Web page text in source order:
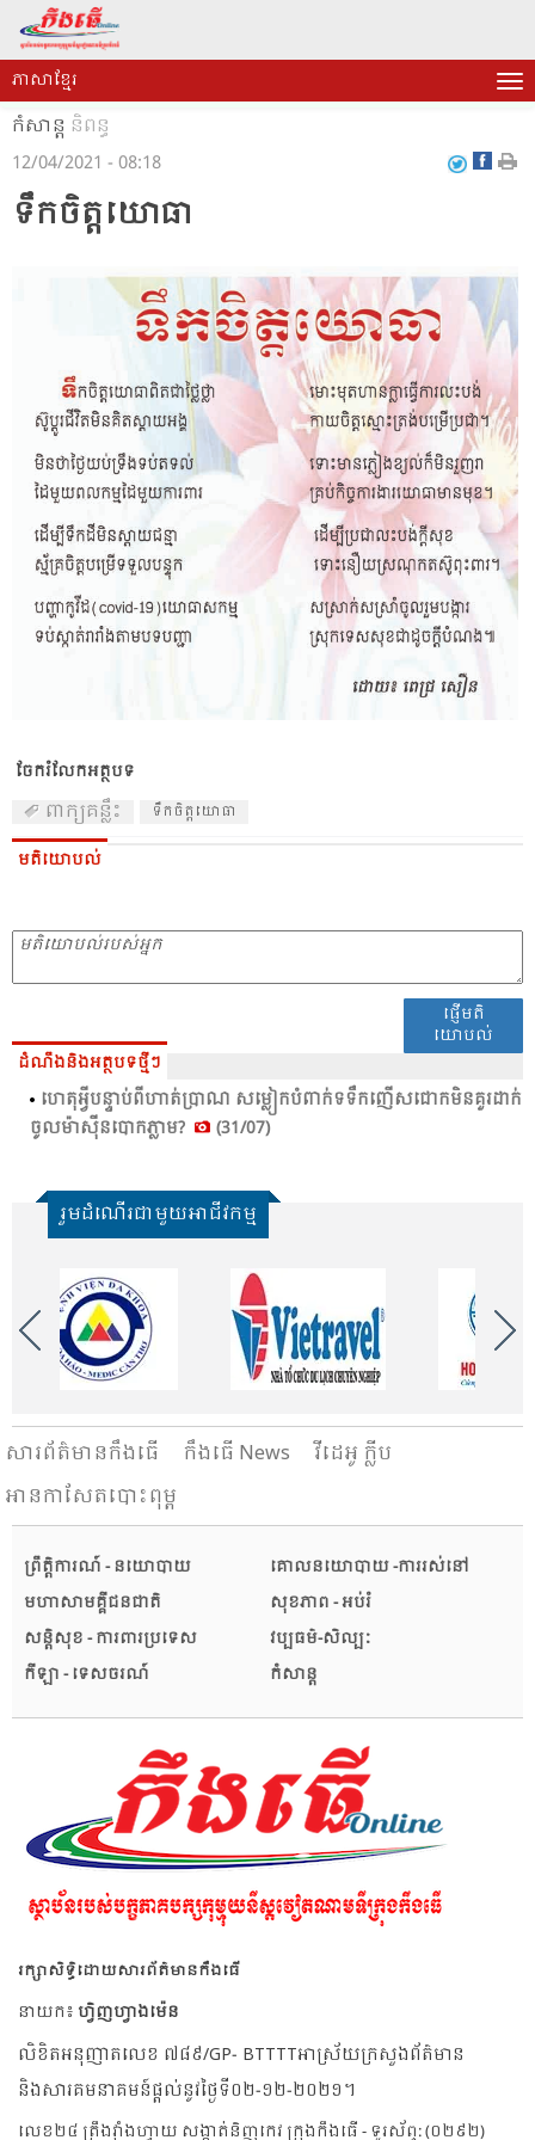
ភាសាខ្មែរ
កំសាន្ត និពន្ធ
12/04/2021 - 08:18
ទឹកចិត្តយោធា
ចែករំលែកអត្ថបទ
ពាក្យគន្លឹះ ទឹកចិត្តយោធា
មតិយោបល់
ផ្ញើមតិ
យោបល់
ដំណឹងនិងអត្ថបទថ្មីៗ
ហេ​តុ​អ្វី​បន្ទាប់​ពី​ហាត់​ប្រា​ណ​ សម្លៀកបំ​ពាក់​ទទឹក​ញើស​ជោក​មិន​គួរ​ដាក់​
ចូល​ម៉ាស៊ីន​បោក​ភ្លាម​?
(31/07)
រួមដំណើរជាមួយអាជីវកម្ម
សារ​ព័ត៌មានកឹងធើ កឹងធើ News
វីដេអូ ក្លីប
អានកាសែតបោះពុម្ព
ព្រឹត្តិការណ៍ - នយោបាយ
គោលនយោបាយ -ការរស់នៅ
មហាសាមគ្គីជនជាតិ
សុខភាព - អប់រំ
សន្តិសុខ - ការពារប្រទេស
វប្បធម៌-សិល្បៈ
កីឡា - ទេសចរណ៍
កំសាន្ត
រក្សាសិទ្ធិដោយសារព័ត៌មានកឹងធើ
នាយក៖ ហ្វិញហ្វាងម៉េន
លិខិតអនុញាតលេខ ៧៨៩/GP- BTTTTអាស្រ័យក្រសួងព័ត៌មាន
និងសារគមនាគមន៍ផ្តល់នូវថ្ងៃទី០២-១២-២០២១។
លេខ២៤ ត្រឹងវ៉ាំងហ្វាយ សង្កាត់និញកេវ ក្រុងកឹងធើ - ទូរស័ព្ទ: (០២៩២)